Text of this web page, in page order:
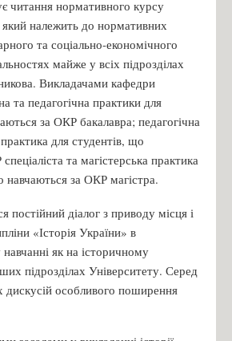
читання нормативного курсу
який належить до нормативних
та соціально-економічного
майже у всіх підрозділах
Викладачами кафедри
та педагогічна практики для
за ОКР бакалавра; педагогічна
для студентів, що
та магістерська практика
навчаються за ОКР магістра.
постійний діалог з приводу місця і
«Історія України» в
як на історичному
підрозділах Університету. Серед
дискусій особливого поширення